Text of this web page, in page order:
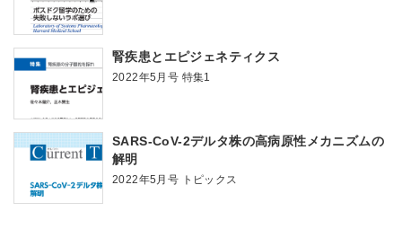
腎疾患とエピジェネティクス
2022年5月号 特集1
SARS-CoV-2デルタ株の高病原性メカニズムの
解明
2022年5月号 トピックス